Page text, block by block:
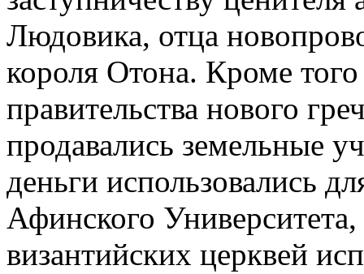
Людовика, отца
короля Отона. Кроме
правительства нового
продавались земельные
деньги использовались
Афинского
византийских церквей